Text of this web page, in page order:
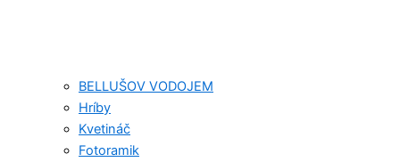
BELLUŠOV VODOJEM
Hríby
Kvetináč
Fotoramik